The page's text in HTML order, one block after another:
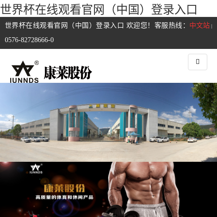
世界杯在线观看官网（中国）登录入口
中文站 |
世界杯在线观看官网（中国）登录入口 欢迎您！客服热线：
0576-82728666-0